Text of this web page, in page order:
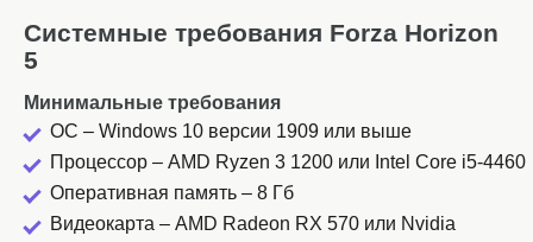
Системные требования Forza Horizon
5
Минимальные требования
ОС – Windows 10 версии 1909 или выше
Процессор – AMD Ryzen 3 1200 или Intel Core i5-4460
Оперативная память – 8 Гб
Видеокарта – AMD Radeon RX 570 или Nvidia